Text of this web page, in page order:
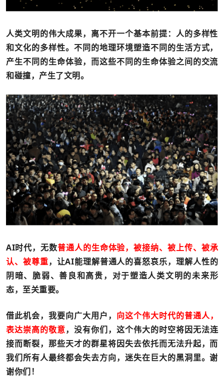
人类文明的伟大成果，离不开一个基本前提：人的多样性
和文化的多样性。不同的地理环境塑造不同的生活方式，
产生不同的生命体验，而这些不同的生命体验之间的交流
和碰撞，产生了文明。
AI时代，无数普通人的生命体验，被接纳、被上传、被承
认、被尊重，让AI能理解普通人的喜怒哀乐，理解人性的
阴暗、脆弱、善良和高贵，对于塑造人类文明的未来形
态，至关重要。
借此机会，我要向广大用户， 向这个伟大时代的普通人，
表达崇高的敬意，没有你们，这个伟大的时空将因无法连
接而断裂，那些天才的群星将因失去依托而无法升起，而
我们所有人最终都会失去方向，迷失在巨大的黑洞里。谢
谢你们！